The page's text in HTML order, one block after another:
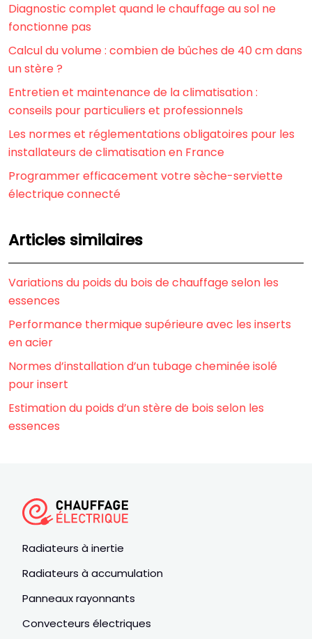
Diagnostic complet quand le chauffage au sol ne
fonctionne pas
Calcul du volume : combien de bûches de 40 cm dans
un stère ?
Entretien et maintenance de la climatisation :
conseils pour particuliers et professionnels
Les normes et réglementations obligatoires pour les
installateurs de climatisation en France
Programmer efficacement votre sèche-serviette
électrique connecté
Articles similaires
Variations du poids du bois de chauffage selon les
essences
Performance thermique supérieure avec les inserts
en acier
Normes d’installation d’un tubage cheminée isolé
pour insert
Estimation du poids d’un stère de bois selon les
essences
Radiateurs à inertie
Radiateurs à accumulation
Panneaux rayonnants
Convecteurs électriques